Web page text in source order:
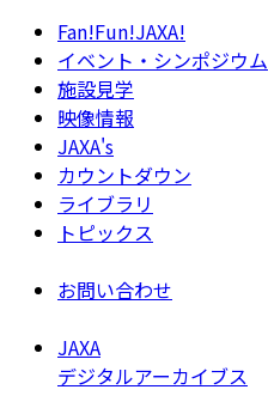
Fan!Fun!JAXA!
イベント・シンポジウム
施設見学
映像情報
JAXA's
カウントダウン
ライブラリ
トピックス
お問い合わせ
JAXA
デジタルアーカイブス